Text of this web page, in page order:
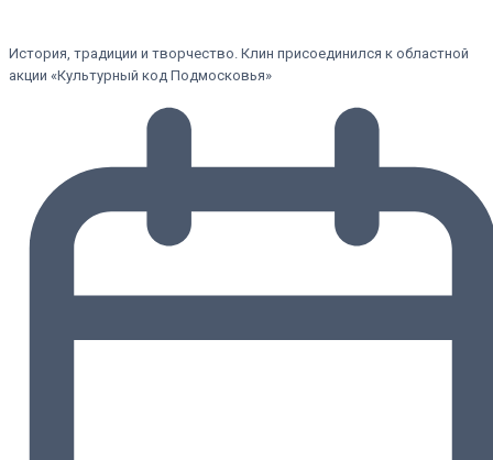
История, традиции и творчество. Клин присоединился к областной
акции «Культурный код Подмосковья»